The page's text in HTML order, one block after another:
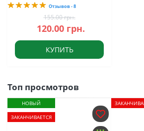
Отзывов - 8
155.00 грн.
120.00 грн.
КУПИТЬ
Топ просмотров
НОВЫЙ
ЗАКАНЧИВАЕТСЯ